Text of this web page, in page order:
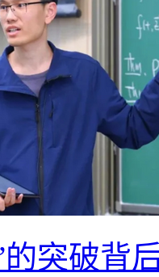
的突破背